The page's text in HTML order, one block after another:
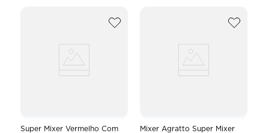
Super Mixer Vermelho Com
Mixer Agratto Super Mixer